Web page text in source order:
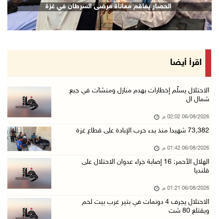
06/آب/2026 12:43 م
"لجنة الانتخابات" وبرنامج الأمم المتحدة الإنم ...
"التعاون الإسلامي" تدين عدوان الاحتلال على مخ ...
الحصار يعيد صناعة الفخار إلى الواجهة في غزة
الاحتلال يواصل تجريف الأراضي في زبوبا وعربونة ...
محافظة القدس: العدوان على مخيم قلنديا يستهدف ...
06/آب/2026 12:16 م
الرئاسة تدين وتحذر الاحتلال من استمرار حربه ا ...
الحصار يفاقم معاناة مرضى السرطان في غزة
اقرأ أيضا
الاحتلال يسلّم إخطارات بهدم منازل ومنشآت في جبع
شمال ال
06/08/2026 02:02 م
73,382 شهيدا منذ بدء حرب الإبادة على قطاع غزة
06/08/2026 01:42 م
الهلال الأحمر: 16 إصابة جراء عدوان الاحتلال على
قلنديا
06/08/2026 01:21 م
الاحتلال يجرف 4 دونمات في بتير غرب بيت لحم
ويقتلع 80 شت